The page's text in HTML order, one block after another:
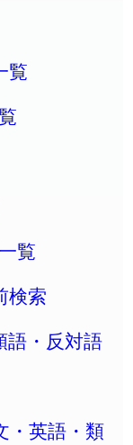
覧
覧
検索
語・反対語
・英語・類